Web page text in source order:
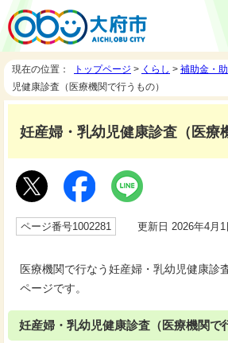
現在の位置： トップページ > くらし > 補助金・
児健康診査（医療機関で行うもの）
妊産婦・乳幼児健康診査（医療
ページ番号1002281 更新日 2026年4月1
医療機関で行なう妊産婦・乳幼児健康診
ページです。
妊産婦・乳幼児健康診査（医療機関で